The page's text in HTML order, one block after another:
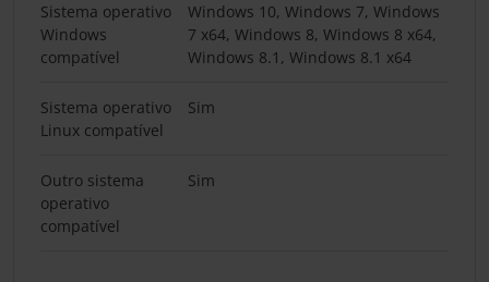
Sistema operativo
Windows
compatível
Windows 10, Windows 7, Windows
7 x64, Windows 8, Windows 8 x64,
Windows 8.1, Windows 8.1 x64
Sistema operativo
Linux compatível
Sim
Outro sistema
operativo
compatível
Sim